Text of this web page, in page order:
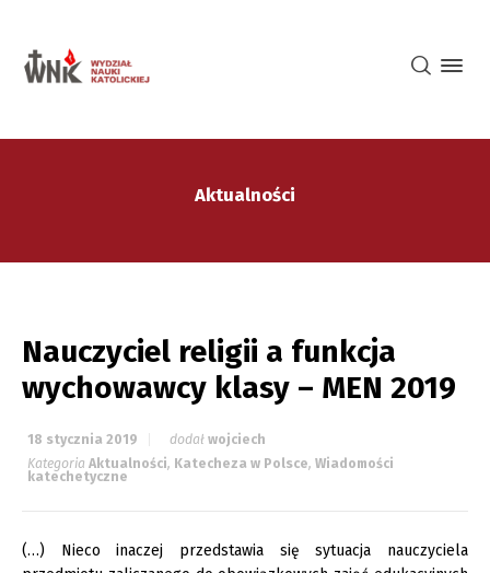
Aktualności
Nauczyciel religii a funkcja
wychowawcy klasy – MEN 2019
18 stycznia 2019 dodał wojciech
Kategoria Aktualności, Katecheza w Polsce, Wiadomości
katechetyczne
(…) Nieco inaczej przedstawia się sytuacja nauczyciela